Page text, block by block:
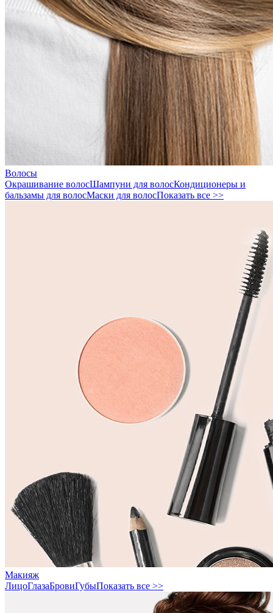
Волосы
Окрашивание волосШампуни для волосКондиционеры и
бальзамы для волосМаски для волосПоказать все >>
Макияж
ЛицоГлазаБровиГубыПоказать все >>